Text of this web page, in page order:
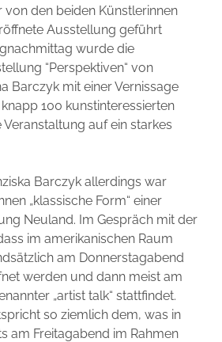
von den beiden Künstlerinnen
Ausstellung geführt
wurde die
“Perspektiven“ von
Barczyk mit einer Vernissage
100 kunstinteressierten
auf ein starkes
Barczyk allerdings war
„klassische Form“ einer
Neuland. Im Gespräch mit der
im amerikanischen Raum
am Donnerstagabend
werden und dann meist am
„artist talk“ stattfindet.
so ziemlich dem, was in
am Freitagabend im Rahmen